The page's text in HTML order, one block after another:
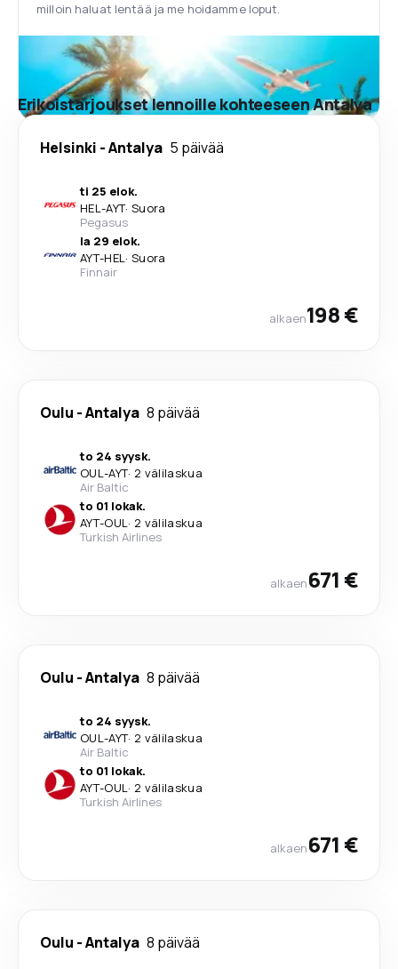
milloin haluat lentää ja me hoidamme loput.
Erikoistarjoukset lennoille kohteeseen Antalya
Helsinki -Antalya 5 päivää
ti 25 elok.
HEL-AYT· Suora
Pegasus
la 29 elok.
AYT-HEL· Suora
Finnair
alkaen198 €
Oulu -Antalya 8 päivää
to 24 syysk.
OUL-AYT· 2 välilaskua
Air Baltic
to 01 lokak.
AYT-OUL· 2 välilaskua
Turkish Airlines
alkaen671 €
Oulu -Antalya 8 päivää
to 24 syysk.
OUL-AYT· 2 välilaskua
Air Baltic
to 01 lokak.
AYT-OUL· 2 välilaskua
Turkish Airlines
alkaen671 €
Oulu -Antalya 8 päivää